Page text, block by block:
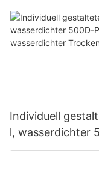
Individuell
l, wasserdichter
Pack,